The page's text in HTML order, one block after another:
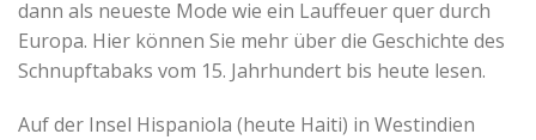
dann als neueste Mode wie ein Lauffeuer quer durch
Europa. Hier können Sie mehr über die Geschichte des
Schnupftabaks vom 15. Jahrhundert bis heute lesen.
Auf der Insel Hispaniola (heute Haiti) in Westindien